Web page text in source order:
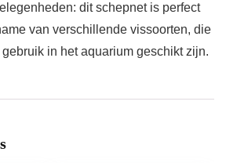
dit schepnet is perfect
van verschillende vissoorten, die
in het aquarium geschikt zijn.